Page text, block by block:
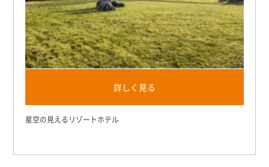
詳しく見る
星空の見えるリゾートホテル